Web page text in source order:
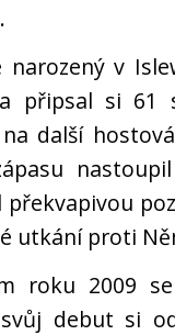
narozený v
připsal si 61
další
překvapivou
utkání proti
roku 2009
debut si